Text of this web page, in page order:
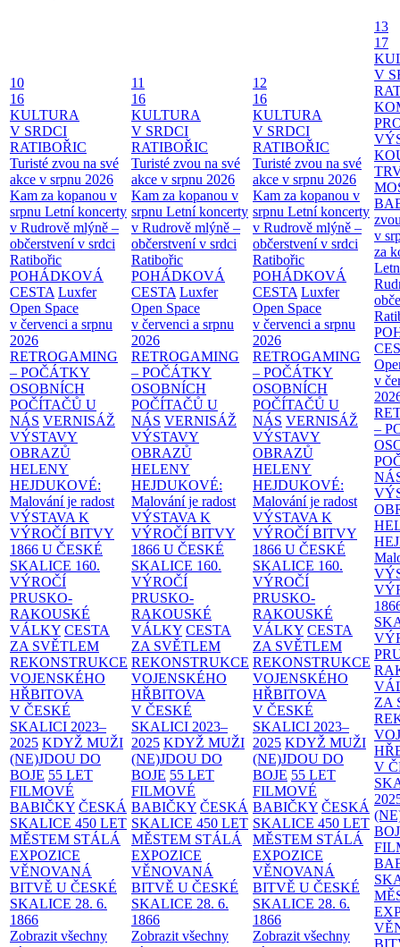
10
16
KULTURA
V SRDCI
RATIBOŘIC
Turisté zvou na své
akce v srpnu 2026
Kam za kopanou v
srpnu Letní koncerty
v Rudrově mlýně –
občerstvení v srdci
Ratibořic
POHÁDKOVÁ
CESTA Luxfer
Open Space
v červenci a srpnu
2026
RETROGAMING
– POČÁTKY
OSOBNÍCH
POČÍTAČŮ U
NÁS VERNISÁŽ
VÝSTAVY
OBRAZŮ
HELENY
HEJDUKOVÉ:
Malování je radost
VÝSTAVA K
VÝROČÍ BITVY
1866 U ČESKÉ
SKALICE 160.
VÝROČÍ
PRUSKO-
RAKOUSKÉ
VÁLKY CESTA
ZA SVĚTLEM
REKONSTRUKCE
VOJENSKÉHO
HŘBITOVA
V ČESKÉ
SKALICI 2023–
2025 KDYŽ MUŽI
(NE)JDOU DO
BOJE 55 LET
FILMOVÉ
BABIČKY ČESKÁ
SKALICE 450 LET
MĚSTEM STÁLÁ
EXPOZICE
VĚNOVANÁ
BITVĚ U ČESKÉ
SKALICE 28. 6.
1866
Zobrazit všechny
11
16
KULTURA
V SRDCI
RATIBOŘIC
Turisté zvou na své
akce v srpnu 2026
Kam za kopanou v
srpnu Letní koncerty
v Rudrově mlýně –
občerstvení v srdci
Ratibořic
POHÁDKOVÁ
CESTA Luxfer
Open Space
v červenci a srpnu
2026
RETROGAMING
– POČÁTKY
OSOBNÍCH
POČÍTAČŮ U
NÁS VERNISÁŽ
VÝSTAVY
OBRAZŮ
HELENY
HEJDUKOVÉ:
Malování je radost
VÝSTAVA K
VÝROČÍ BITVY
1866 U ČESKÉ
SKALICE 160.
VÝROČÍ
PRUSKO-
RAKOUSKÉ
VÁLKY CESTA
ZA SVĚTLEM
REKONSTRUKCE
VOJENSKÉHO
HŘBITOVA
V ČESKÉ
SKALICI 2023–
2025 KDYŽ MUŽI
(NE)JDOU DO
BOJE 55 LET
FILMOVÉ
BABIČKY ČESKÁ
SKALICE 450 LET
MĚSTEM STÁLÁ
EXPOZICE
VĚNOVANÁ
BITVĚ U ČESKÉ
SKALICE 28. 6.
1866
Zobrazit všechny
12
16
KULTURA
V SRDCI
RATIBOŘIC
Turisté zvou na své
akce v srpnu 2026
Kam za kopanou v
srpnu Letní koncerty
v Rudrově mlýně –
občerstvení v srdci
Ratibořic
POHÁDKOVÁ
CESTA Luxfer
Open Space
v červenci a srpnu
2026
RETROGAMING
– POČÁTKY
OSOBNÍCH
POČÍTAČŮ U
NÁS VERNISÁŽ
VÝSTAVY
OBRAZŮ
HELENY
HEJDUKOVÉ:
Malování je radost
VÝSTAVA K
VÝROČÍ BITVY
1866 U ČESKÉ
SKALICE 160.
VÝROČÍ
PRUSKO-
RAKOUSKÉ
VÁLKY CESTA
ZA SVĚTLEM
REKONSTRUKCE
VOJENSKÉHO
HŘBITOVA
V ČESKÉ
SKALICI 2023–
2025 KDYŽ MUŽI
(NE)JDOU DO
BOJE 55 LET
FILMOVÉ
BABIČKY ČESKÁ
SKALICE 450 LET
MĚSTEM STÁLÁ
EXPOZICE
VĚNOVANÁ
BITVĚ U ČESKÉ
SKALICE 28. 6.
1866
Zobrazit všechny
13
17
V
v
za
v
–
ZA
V